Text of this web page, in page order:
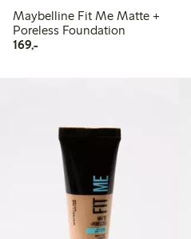
Maybelline Fit Me Matte +
Poreless Foundation
169,-169,00 kr